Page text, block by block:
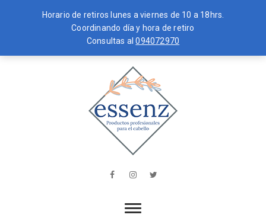
Horario de retiros lunes a viernes de 10 a 18hrs.
Coordinando día y hora de retiro
Consultas al094072970
to
essenz
EL CABELLO
FacebookInstagram